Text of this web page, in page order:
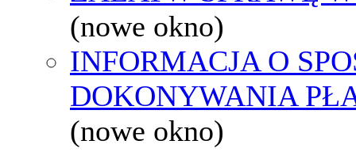
(nowe okno)
INFORMACJA O
DOKONYWANIA
(nowe okno)